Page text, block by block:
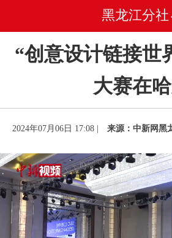
黑龙江分社
“创意设计链接世
大赛在
2024年07月06日 17:08 | 来源：中新网黑